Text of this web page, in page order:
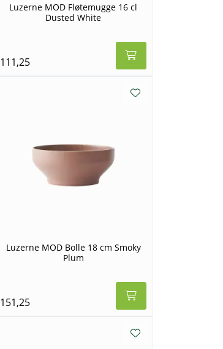
Luzerne MOD Fløtemugge 16 cl
Dusted White
111,25
Luzerne MOD Bolle 18 cm Smoky
Plum
151,25